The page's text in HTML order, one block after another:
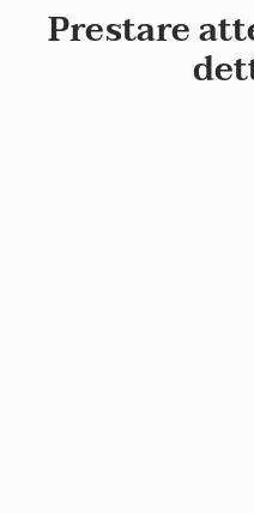
Prestare